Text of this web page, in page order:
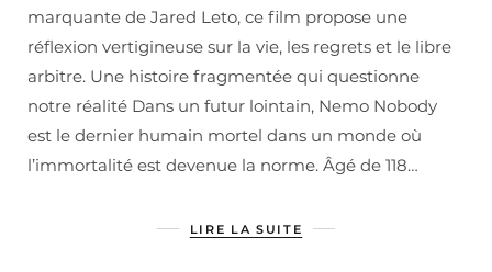
marquante de Jared Leto, ce film propose une
réflexion vertigineuse sur la vie, les regrets et le libre
arbitre. Une histoire fragmentée qui questionne
notre réalité Dans un futur lointain, Nemo Nobody
est le dernier humain mortel dans un monde où
l’immortalité est devenue la norme. Âgé de 118…
LIRE LA SUITE